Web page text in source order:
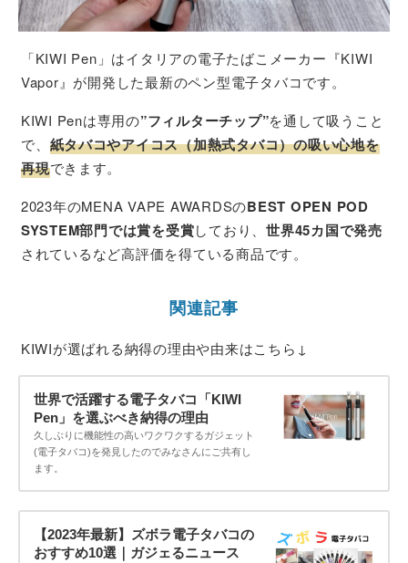
「KIWI Pen」はイタリアの電子たばこメーカー『KIWI
Vapor』が開発した最新のペン型電子タバコです。
KIWI Penは専用の”フィルターチップ”を通して吸うこと
で、 紙タバコやアイコス（加熱式タバコ）の吸い心地を
再現できます。
2023年のMENA VAPE AWARDSのBEST OPEN POD
SYSTEM部門では賞を受賞しており、世界45カ国で発売
されているなど高評価を得ている商品です。
関連記事
KIWIが選ばれる納得の理由や由来はこちら↓
世界で活躍する電子タバコ「KIWI
Pen」を選ぶべき納得の理由
久しぶりに機能性の高いワクワクするガジェット
(電子タバコ)を発見したのでみなさんにご共有し
ます。
【2023年最新】ズボラ電子タバコの
おすすめ10選｜ガジェるニュース